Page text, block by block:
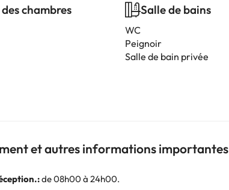
chambres Salle de bains
WC
Peignoir
Salle de bain privée
et autres informations importantes
de 08h00 à 24h00.